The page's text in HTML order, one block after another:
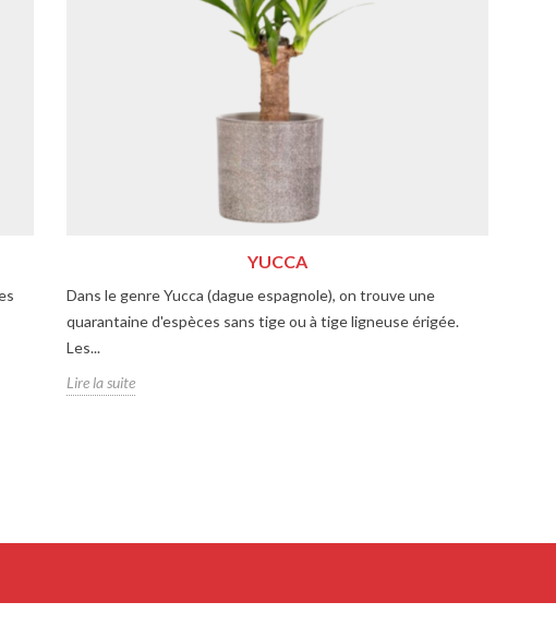
YUCCA
Dans le genre Yucca (dague espagnole), on trouve une
quarantaine d'espèces sans tige ou à tige ligneuse érigée.
Les...
Lire la suite